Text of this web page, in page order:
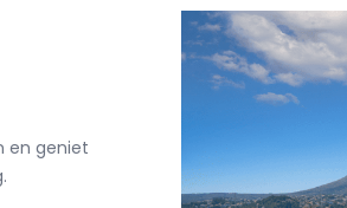
en geniet